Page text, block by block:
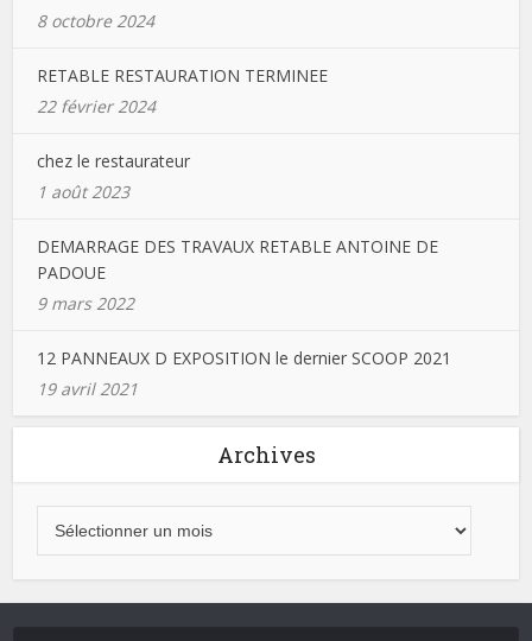
8 octobre 2024
RETABLE RESTAURATION TERMINEE
22 février 2024
chez le restaurateur
1 août 2023
DEMARRAGE DES TRAVAUX RETABLE ANTOINE DE
PADOUE
9 mars 2022
12 PANNEAUX D EXPOSITION le dernier SCOOP 2021
19 avril 2021
Archives